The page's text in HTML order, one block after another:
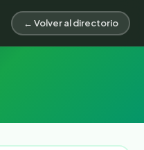
← Volver al directorio